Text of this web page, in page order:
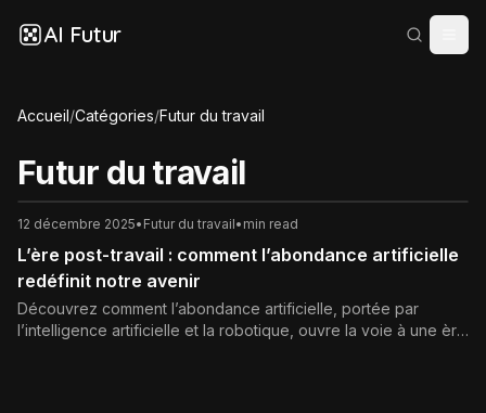
AI Futur
Accueil/Catégories/Futur du travail
Futur du travail
12 décembre 2025• Futur du travail• min read
L’ère post-travail : comment l’abondance artificielle
redéfinit notre avenir
Découvrez comment l’abondance artificielle, portée par
l’intelligence artificielle et la robotique, ouvre la voie à une ère